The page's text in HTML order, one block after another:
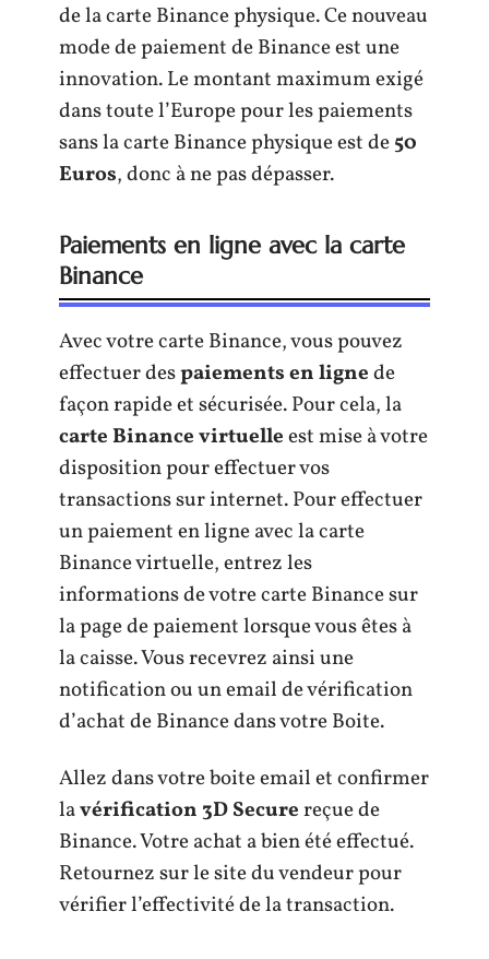
de la carte Binance physique. Ce nouveau
mode de paiement de Binance est une
innovation. Le montant maximum exigé
dans toute l’Europe pour les paiements
sans la carte Binance physique est de50
Euros, donc à ne pas dépasser.
Paiements en ligne avec la carte
Binance
Avec votre carte Binance, vous pouvez
effectuer despaiements en lignede
façon rapide et sécurisée. Pour cela, la
carte Binance virtuelleest mise à votre
disposition pour effectuer vos
transactions sur internet. Pour effectuer
un paiement en ligne avec la carte
Binance virtuelle, entrez les
informations de votre carte Binance sur
la page de paiement lorsque vous êtes à
la caisse. Vous recevrez ainsi une
notification ou un email de vérification
d’achat de Binance dans votre Boite.
Allez dans votre boite email et confirmer
lavérification 3D Securereçue de
Binance. Votre achat a bien été effectué.
Retournez sur le site du vendeur pour
vérifier l’effectivité de la transaction.